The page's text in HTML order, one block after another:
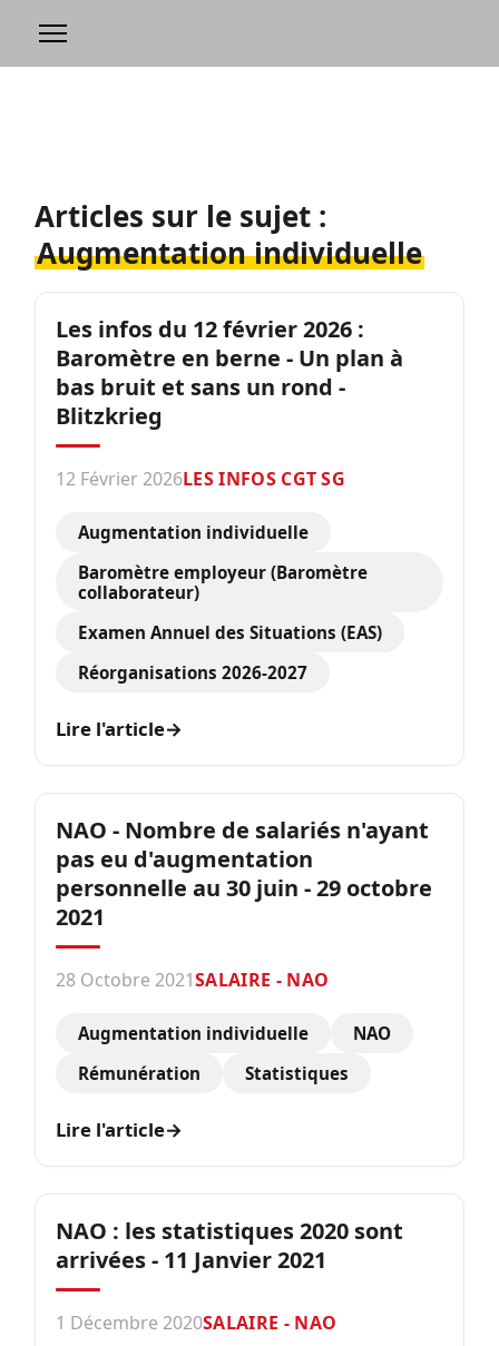
Articles sur le sujet :
Augmentation individuelle
Les infos du 12 février 2026 :
Baromètre en berne - Un plan à
bas bruit et sans un rond -
Blitzkrieg
12 Février 2026LES INFOS CGT SG
Augmentation individuelle
Baromètre employeur (Baromètre
collaborateur)
Examen Annuel des Situations (EAS)
Réorganisations 2026-2027
Lire l'article→
NAO - Nombre de salariés n'ayant
pas eu d'augmentation
personnelle au 30 juin - 29 octobre
2021
28 Octobre 2021SALAIRE - NAO
Augmentation individuelle
NAO
Rémunération
Statistiques
Lire l'article→
NAO : les statistiques 2020 sont
arrivées - 11 Janvier 2021
1 Décembre 2020SALAIRE - NAO